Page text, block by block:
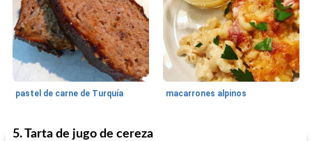
pastel de carne de Turquía macarrones alpinos
215min
Cocina del mundo
5. Tarta de jugo de cereza